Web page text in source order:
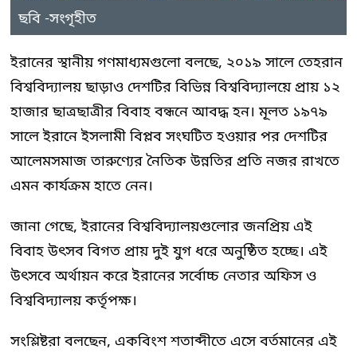
ছবি -সংগৃহীত
ইরানের স্থানীয় গণমাধ্যমগুলো বলছে, ২০১৯ সালে তেহরান
বিশ্ববিদ্যালয় ছাড়াও দেশটির বিভিন্ন বিশ্ববিদ্যালয়ে প্রায় ১২
হাজার ছাত্রছাত্রীর বিবাহ বন্ধনে আবদ্ধ হন। মূলত ১৯৭৯
সালে ইরানে ইসলামী বিপ্লব সংঘটিত হওয়ার পর দেশটির
আলেমসমাজ তারুণ্যের নৈতিক উন্নতির প্রতি নজর রাখতে
এমন কার্যক্রম হাতে নেন।
জানা গেছে, ইরানের বিশ্ববিদ্যালয়গুলোর জনপ্রিয় এই
বিবাহ উৎসব বিগত প্রায় দুই যুগ ধরে অনুষ্ঠিত হচ্ছে। এই
উৎসবে অর্থায়ন করে ইরানের সর্বোচ্চ নেতার অফিস ও
বিশ্ববিদ্যালয় কর্তৃপক্ষ।
সংশ্লিষ্টরা বলছেন, একবিংশ শতাব্দীতে এসে বর্তমানের এই